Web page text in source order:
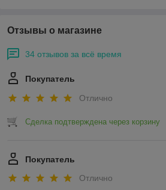
Отзывы о магазине
34 отзывов за всё время
Покупатель
Отлично
Сделка подтверждена через корзину
Покупатель
Отлично